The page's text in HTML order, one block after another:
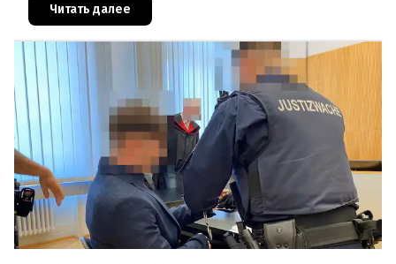
новых столкновений.Что слу
Читать далее